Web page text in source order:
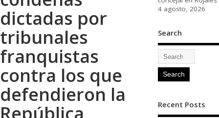
dictadas por
tribunales
franquistas
contra los que
defendieron la
4 agosto, 2026
Search
Recent Posts